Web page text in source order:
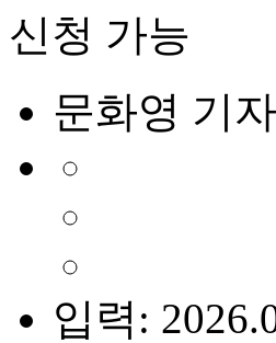
신청 가능
문화영 기자
입력: